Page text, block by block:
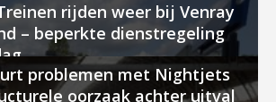
rijden weer bij Venray
– beperkte dienstregeling
problemen met Nightjets
oorzaak achter uitval